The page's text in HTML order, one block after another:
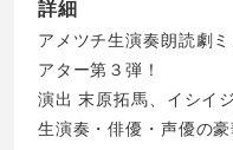
詳細
アメツチ生演奏朗読劇
アター第３弾！
演出 末原拓馬、イシイ
生演奏・俳優・声優の